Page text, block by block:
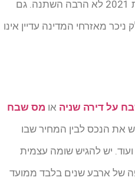
הסכומים ששולמו ביתר ומגיעים להם בחזרה, ולהנגיש את תהליכי מיצוי הזכויות – נכון לשנת 2021 לא הרבה השתנה. גם
מאזרחי המדינה עדיין אינו
על דירה שניה או מס שבח
את הנכס לבין המחיר שבו
יש להגיש שומה עצמית
של ארבע שנים בלבד ממועד